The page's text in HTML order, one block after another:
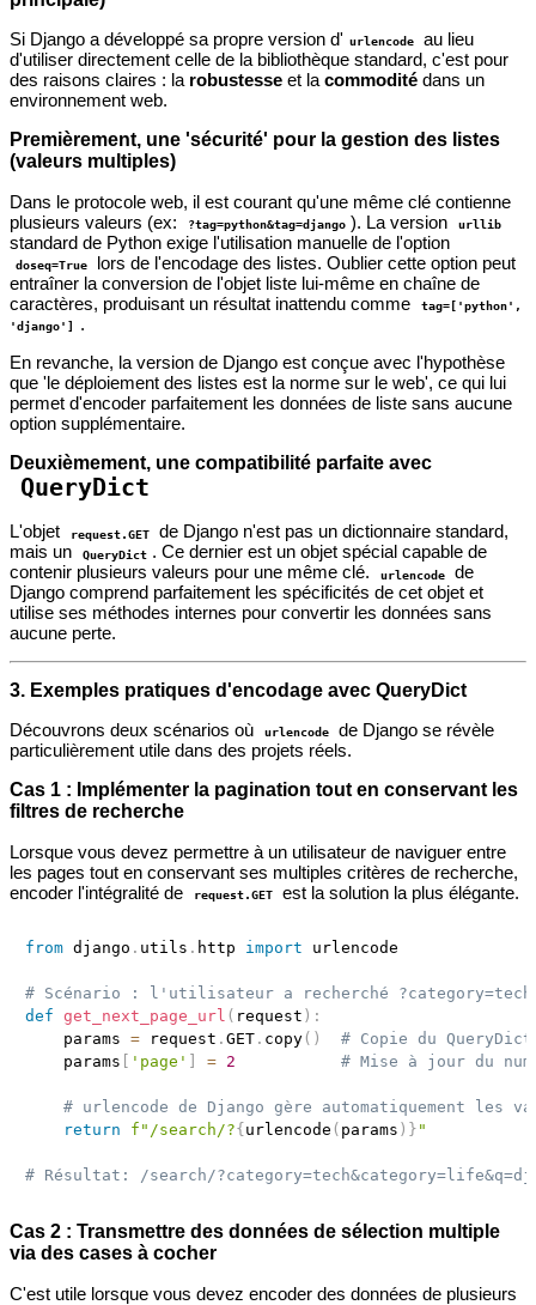
Si Django a développé sa propre version d' urlencode
au lieu
d'utiliser directement celle de la bibliothèque standard, c'est pour
des raisons claires : la robustesse et la commodité dans un
environnement web.
Premièrement, une 'sécurité' pour la gestion des listes
(valeurs multiples)
Dans le protocole web, il est courant qu'une même clé contienne
plusieurs valeurs (ex:
?tag=python&tag=django ). La version urllib
standard de Python exige l'utilisation manuelle de l'option
doseq=True
lors de l'encodage des listes. Oublier cette option peut
entraîner la conversion de l'objet liste lui-même en chaîne de
caractères, produisant un résultat inattendu comme
tag=['python',
'django']
.
En revanche, la version de Django est conçue avec l'hypothèse
que 'le déploiement des listes est la norme sur le web', ce qui lui
permet d'encoder parfaitement les données de liste sans aucune
option supplémentaire.
Deuxièmement, une compatibilité parfaite avec
QueryDict
L'objet request.GET
de Django n'est pas un dictionnaire standard,
mais un
QueryDict . Ce dernier est un objet spécial capable de
contenir plusieurs valeurs pour une même clé.
urlencode
de
Django comprend parfaitement les spécificités de cet objet et
utilise ses méthodes internes pour convertir les données sans
aucune perte.
3. Exemples pratiques d'encodage avec QueryDict
Découvrons deux scénarios où
urlencode
de Django se révèle
particulièrement utile dans des projets réels.
Cas 1 : Implémenter la pagination tout en conservant les
filtres de recherche
Lorsque vous devez permettre à un utilisateur de naviguer entre
les pages tout en conservant ses multiples critères de recherche,
encoder l'intégralité de
request.GET est la solution la plus élégante.
from django . utils . http import urlencode
# Scénario : l'utilisateur a recherché
def get_next_page_url ( request ) :
    params
= request . GET. copy( )
# Copie du QueryDict
    params
'page' = 2 # Mise à jour du
# urlencode de Django gère automatiquement
return
f"/search/?{ urlencode ( params ) } "
# Résultat: /search/
Cas 2 : Transmettre des données de sélection multiple
via des cases à cocher
C'est utile lorsque vous devez encoder des données de plusieurs